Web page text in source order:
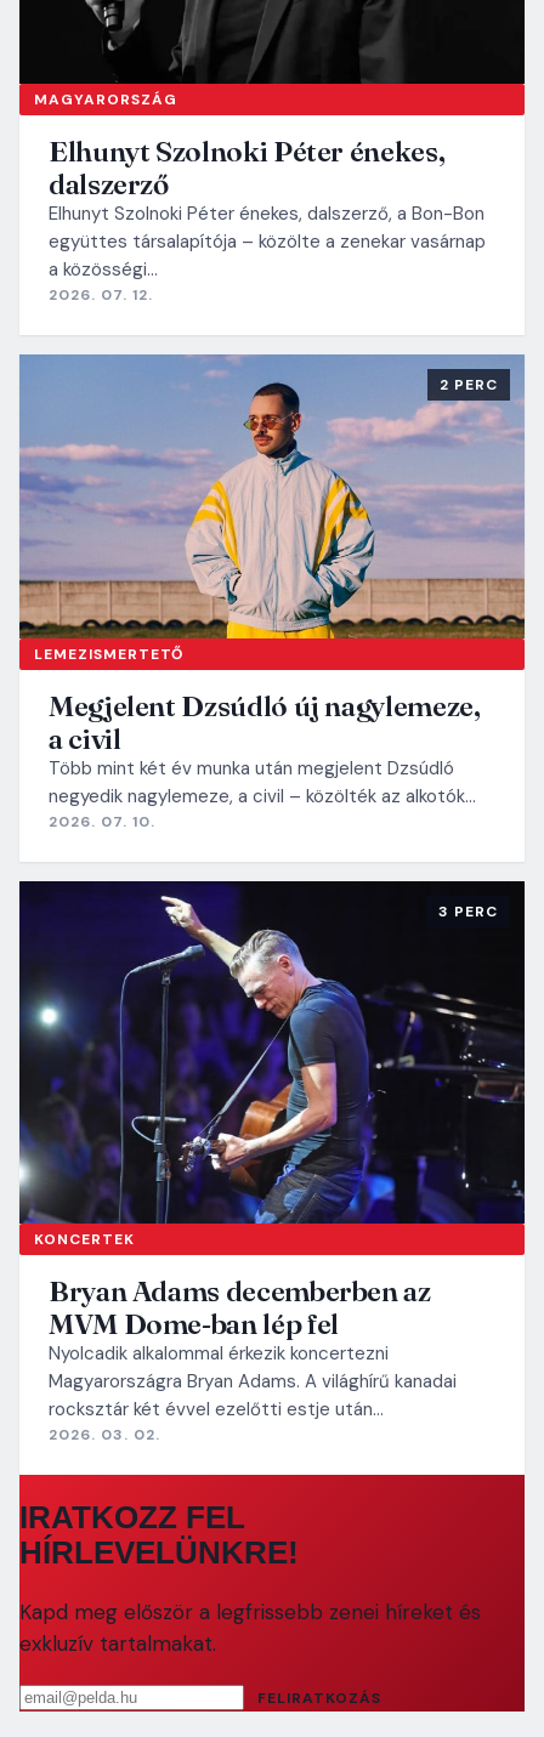
MAGYARORSZÁG
Elhunyt Szolnoki Péter énekes,
dalszerző
Elhunyt Szolnoki Péter énekes, dalszerző, a Bon-Bon
együttes társalapítója – közölte a zenekar vasárnap
a közösségi…
2026. 07. 12.
LEMEZISMERTETŐ
2 PERC
Megjelent Dzsúdló új nagylemeze,
a civil
Több mint két év munka után megjelent Dzsúdló
negyedik nagylemeze, a civil – közölték az alkotók…
2026. 07. 10.
KONCERTEK
3 PERC
Bryan Adams decemberben az
MVM Dome-ban lép fel
Nyolcadik alkalommal érkezik koncertezni
Magyarországra Bryan Adams. A világhírű kanadai
rocksztár két évvel ezelőtti estje után…
2026. 03. 02.
IRATKOZZ FEL
HÍRLEVELÜNKRE!
Kapd meg először a legfrissebb zenei híreket és
exkluzív tartalmakat.
Email cím
FELIRATKOZÁS